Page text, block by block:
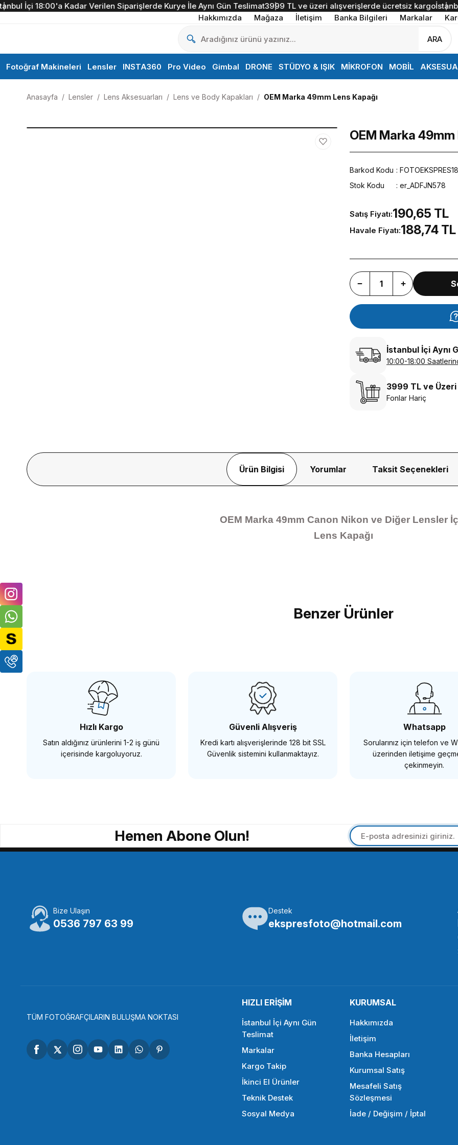
İçi 18:00'a Kadar Verilen Siparişlerde Kurye İle Aynı Gün Teslimat3999 TL ve üzeri alışverişlerde ücretsiz kargoİstanbul
Hakkımızda
Mağaza İletişim Banka Bilgileri Markalar
ARA
Fotoğraf Makineleri Lensler INSTA360 Pro Video Gimbal DRONE STÜDYO & IŞIK MİKROFON MOBİL
Anasayfa Lensler Lens Aksesuarları Lens ve Body Kapakları OEM Marka 49mm Lens Kapağı
OEM Marka 49mm
Barkod Kodu
Stok Kodu
er_ADFJN578
Satış Fiyatı:190,65 TL
Havale Fiyatı:188,74 TL
İstanbul İçi Aynı
10:00-18:00
3999 TL ve
Fonlar Hariç
Ürün Bilgisi Yorumlar Taksit Seçenekleri
OEM Marka 49mm Canon Nikon ve Diğer Lensler
Lens Kapağı
Benzer Ürünler
SEPETE EKLE
242,64 TL
SEPETE EKLE
288,86 TL
190,65 TL 190,65 TL 190,65 TL
OEM
SEPETE EKLE
OEM
Hızlı Kargo
Satın aldığınız ürünlerini 1-2 iş günü
içerisinde kargoluyoruz.
Güvenli Alışveriş
Kredi kartı alışverişlerinde 128 bit SSL
Güvenlik sistemini kullanmaktayız.
Whatsapp
Sorularınız için telefon ve
üzerinden iletişime
çekinmeyin.
Hemen Abone Olun!
Bize Ulaşın
0536 797 63 99
Destek
ekspresfoto@hotmail.com
TÜM FOTOĞRAFÇILARIN BULUŞMA NOKTASI
HIZLI ERİŞİM
İstanbul İçi Aynı Gün
Teslimat
Markalar
Kargo Takip
İkinci El Ürünler
Teknik Destek
Sosyal Medya
KURUMSAL
Hakkımızda
İletişim
Banka Hesapları
Kurumsal Satış
Mesafeli Satış
Sözleşmesi
İade / Değişim / İptal